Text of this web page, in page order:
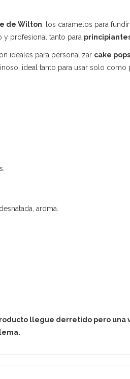
de Wilton , los caramelos para
y profesional tanto para
ideales para personalizar cake
ideal tanto para usar solo como
aroma.
llegue derretido pero una